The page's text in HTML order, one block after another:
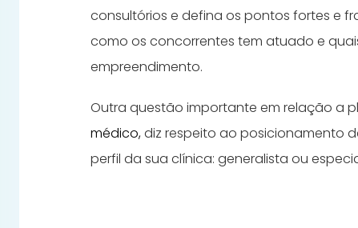
consultórios e defina os pontos fortes e
como os concorrentes tem atuado e
empreendimento.
Outra questão importante em relação a
médico,diz respeito ao posicionamento
perfil da sua clínica: generalista ou